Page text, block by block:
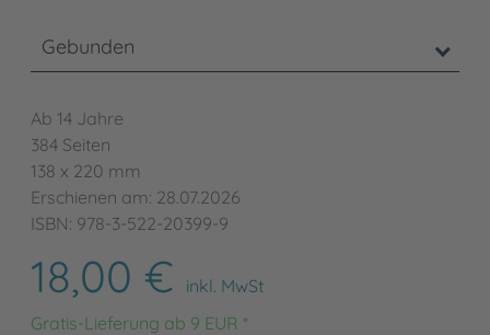
Gebunden
Ab 14 Jahre
384 Seiten
138 x 220 mm
Erschienen am: 28.07.2026
ISBN: 978-3-522-20399-9
18,00 €
inkl. MwSt
Gratis-Lieferung ab 9 EUR *